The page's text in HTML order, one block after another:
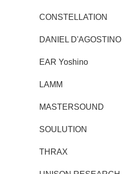
CONSTELLATION
DANIEL D'AGOSTINO
EAR Yoshino
LAMM
MASTERSOUND
SOULUTION
THRAX